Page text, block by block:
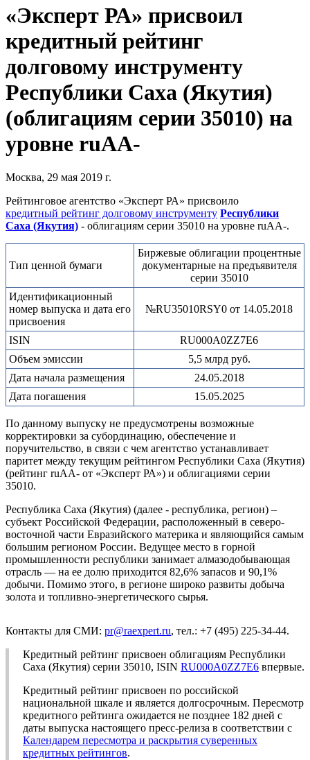
«Эксперт РА» присвоил
кредитный рейтинг
долговому инструменту
Республики Саха (Якутия)
(облигациям серии 35010) на
уровне ruАА-
Москва, 29 мая 2019 г.
Рейтинговое агентство «Эксперт РА» присвоило
кредитный рейтинг долговому инструменту Республики
Саха (Якутия) - облигациям серии 35010 на уровне ruАА-.
Тип ценной бумаги
Биржевые облигации процентные
документарные на предъявителя
серии 35010
Идентификационный
номер выпуска и дата его
присвоения
№RU35010RSY0 от 14.05.2018
ISIN
RU000A0ZZ7E6
Объем эмиссии
5,5 млрд руб.
Дата начала размещения
24.05.2018
Дата погашения
15.05.2025
По данному выпуску не предусмотрены возможные
корректировки за субординацию, обеспечение и
поручительство, в связи с чем агентство устанавливает
паритет между текущим рейтингом Республики Саха (Якутия)
(рейтинг ruАА- от «Эксперт РА») и облигациями серии
35010.
Республика Саха (Якутия) (далее - республика, регион) –
субъект Российской Федерации, расположенный в северо-
восточной части Евразийского материка и являющийся самым
большим регионом России. Ведущее место в горной
промышленности республики занимает алмазодобывающая
отрасль — на ее долю приходится 82,6% запасов и 90,1%
добычи. Помимо этого, в регионе широко развиты добыча
золота и топливно-энергетического сырья.
Контакты для СМИ: pr@raexpert.ru, тел.: +7 (495) 225-34-44.
Кредитный рейтинг присвоен облигациям Республики
Саха (Якутия) серии 35010, ISIN RU000A0ZZ7E6 впервые.
Кредитный рейтинг присвоен по российской
национальной шкале и является долгосрочным. Пересмотр
кредитного рейтинга ожидается не позднее 182 дней с
даты выпуска настоящего пресс-релиза в соответствии с
Календарем пересмотра и раскрытия суверенных
кредитных рейтингов.